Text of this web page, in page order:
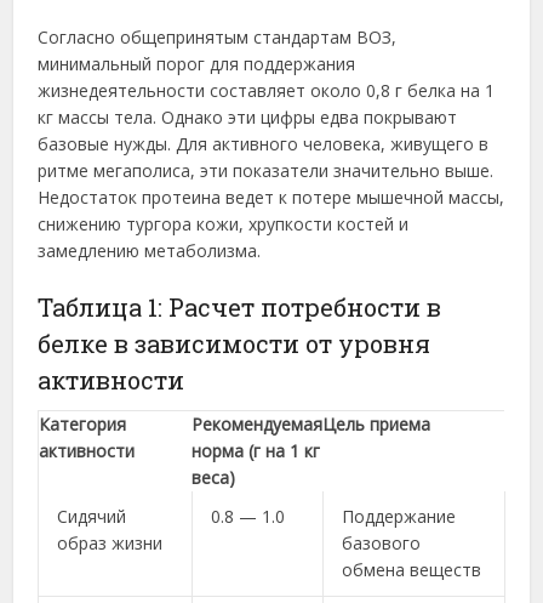
Согласно общепринятым стандартам ВОЗ,
минимальный порог для поддержания
жизнедеятельности составляет около 0,8 г белка на 1
кг массы тела. Однако эти цифры едва покрывают
базовые нужды. Для активного человека, живущего в
ритме мегаполиса, эти показатели значительно выше.
Недостаток протеина ведет к потере мышечной массы,
снижению тургора кожи, хрупкости костей и
замедлению метаболизма.
Таблица 1: Расчет потребности в
белке в зависимости от уровня
активности
Категория
активности
Рекомендуемая
норма (г на 1 кг
веса)
Цель приема
Сидячий
образ жизни
0.8 — 1.0
Поддержание
базового
обмена веществ